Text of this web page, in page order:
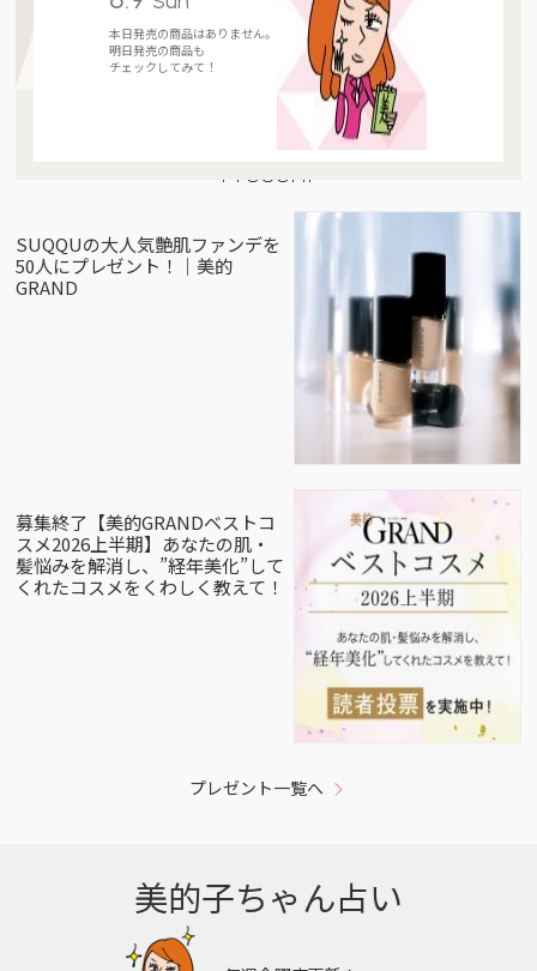
本日発売の商品はありません。
明日発売の商品も
チェックしてみて！
Present
SUQQUの大人気艶肌ファンデを
50人にプレゼント！｜美的
GRAND
募集終了【美的GRANDベストコ
スメ2026上半期】あなたの肌・
髪悩みを解消し、”経年美化”して
くれたコスメをくわしく教えて！
プレゼント一覧へ
美的子ちゃん占い